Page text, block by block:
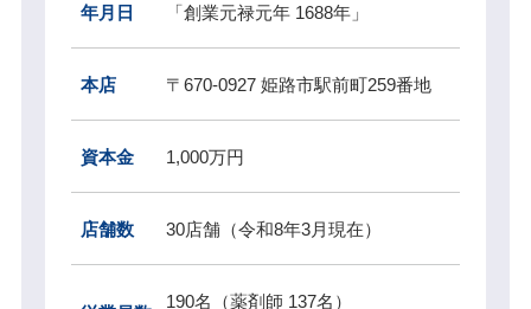
年月日
「創業元禄元年 1688年」
本店 〒670-0927 姫路市駅前町259番地
資本金 1,000万円
店舗数 30店舗 （令和8年3月現在）
190名（薬剤師 137名）